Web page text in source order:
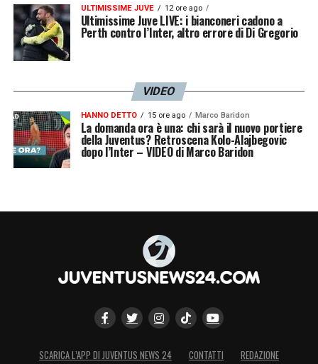
ULTIMISSIME JUVE 12 ore ago
Ultimissime Juve LIVE: i bianconeri cadono a
Perth contro l’Inter, altro errore di Di Gregorio
VIDEO
HANNO DETTO 15 ore ago Marco Baridon
La domanda ora è una: chi sarà il nuovo portiere
della Juventus? Retroscena Kolo-Alajbegovic
dopo l’Inter – VIDEO di Marco Baridon
SCARICA L’APP DI JUVENTUS NEWS 24 CONTATTI REDAZIONE